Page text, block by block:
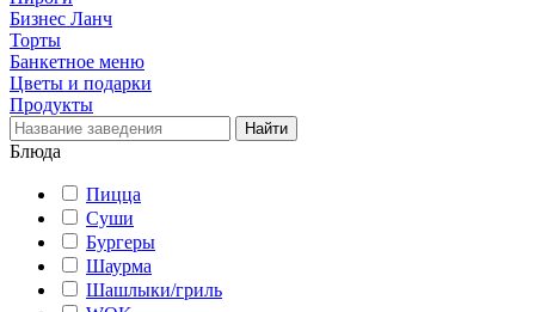
Бизнес Ланч
Торты
Банкетное меню
Цветы и подарки
Продукты
Блюда
Пицца
Суши
Бургеры
Шаурма
Шашлыки/гриль